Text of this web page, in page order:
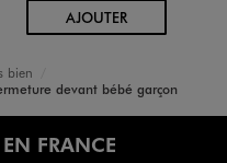
AJOUTERAU PANIER
bien
devant bébé garçon
FRANCE